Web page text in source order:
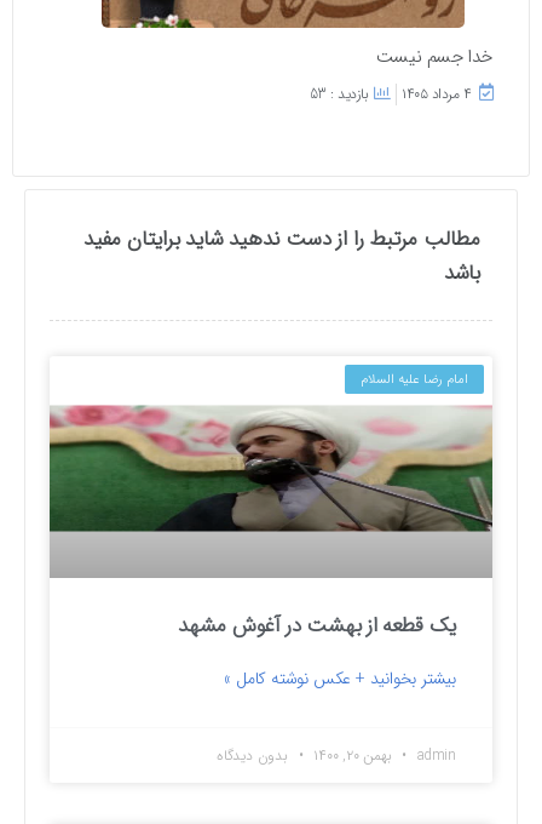
خدا جسم نیست
۴ مرداد ۱۴۰۵ بازدید : 53
مطالب مرتبط را از دست ندهید شاید برایتان مفید
باشد
امام رضا علیه السلام
یک قطعه از بهشت در آغوش مشهد
بیشتر بخوانید + عکس نوشته کامل »
admin بهمن ۲۰, ۱۴۰۰ بدون دیدگاه